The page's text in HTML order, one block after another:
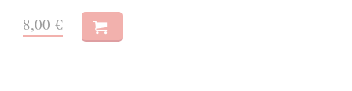
8,00 €